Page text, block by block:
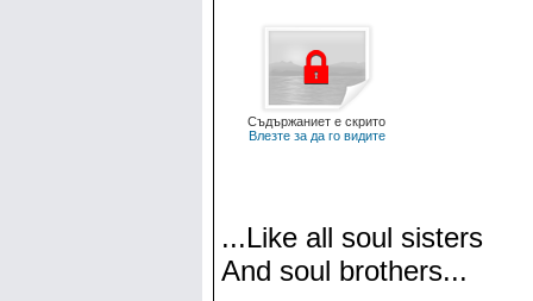
Съдържаниет е скрито
Влезте за да го видите
...Like all soul sisters
And soul brothers...